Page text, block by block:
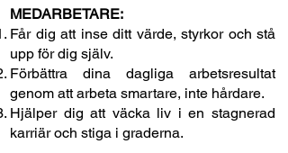
MEDARBETARE:
Får dig att inse ditt värde, styrkor och stå
upp för dig själv.
Förbättra dina dagliga arbetsresultat
genom att arbeta smartare, inte hårdare.
Hjälper dig att väcka liv i en stagnerad
karriär och stiga i graderna.